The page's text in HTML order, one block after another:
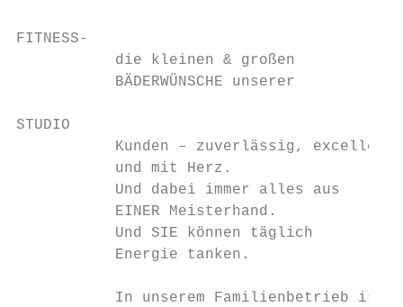
FITNESS-
           die kleinen & großen
           BÄDERWÜNSCHE unserer
STUDIO
           Kunden – zuverlässig, excellent
           und mit Herz.
           Und dabei immer alles aus
           EINER Meisterhand.
           Und SIE können täglich
           Energie tanken.
           In unserem Familienbetrieb ist